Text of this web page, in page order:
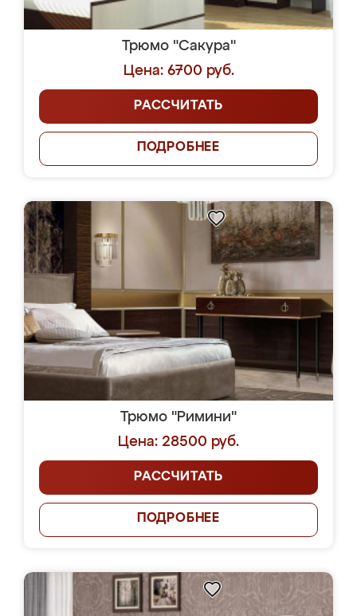
Трюмо "Сакура"
Цена: 6700 руб.
РАССЧИТАТЬ
ПОДРОБНЕЕ
Трюмо "Римини"
Цена: 28500 руб.
РАССЧИТАТЬ
ПОДРОБНЕЕ